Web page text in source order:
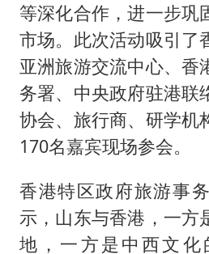
等深化合作，进一步巩
市场。此次活动吸引了
亚洲旅游交流中心、香
务署、中央政府驻港联
协会、旅行商、研学机
170名嘉宾现场参会。
香港特区政府旅游事
示，山东与香港，一方
地，一方是中西文化